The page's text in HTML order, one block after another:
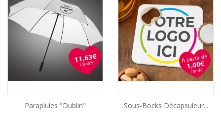
Parapluies "Dublin" Sous-Bocks Décapsuleur...